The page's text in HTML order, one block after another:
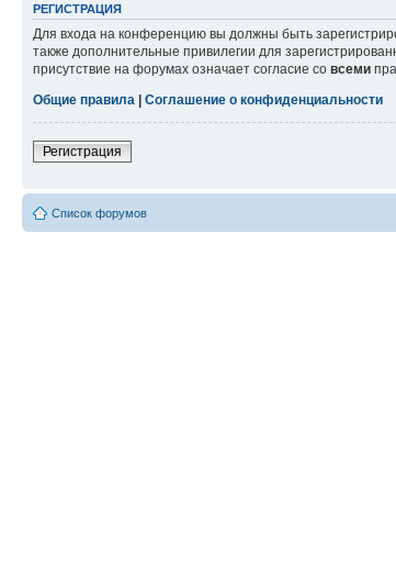
РЕГИСТРАЦИЯ
Для входа на конференцию вы должны быть
также дополнительные привилегии для
присутствие на форумах означает согласие со всеми
Общие правила
Соглашение о конфиденциальности
Регистрация
Список форумов